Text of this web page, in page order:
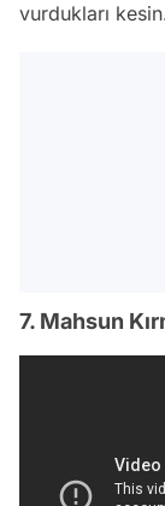
vurdukları
7. Mahsun